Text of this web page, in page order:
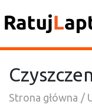
Strona główna